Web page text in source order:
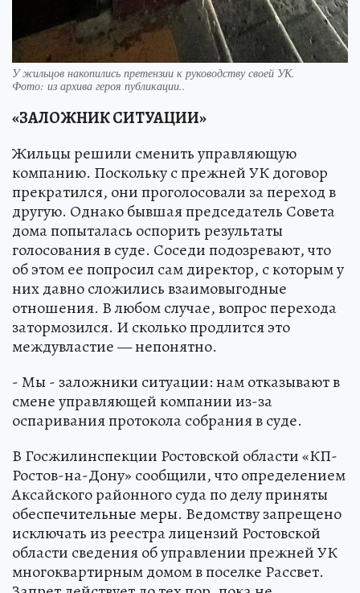
У жильцов накопились претензии к руководству своей УК.
Фото: из архива героя публикации..
«ЗАЛОЖНИК СИТУАЦИИ»
Жильцы решили сменить управляющую
компанию. Поскольку с прежней УК договор
прекратился, они проголосовали за переход в
другую. Однако бывшая председатель Совета
дома попыталась оспорить результаты
голосования в суде. Соседи подозревают, что
об этом ее попросил сам директор, с которым у
них давно сложились взаимовыгодные
отношения. В любом случае, вопрос перехода
затормозился. И сколько продлится это
междувластие — непонятно.
- Мы - заложники ситуации: нам отказывают в
смене управляющей компании из-за
оспаривания протокола собрания в суде.
В Госжилинспекции Ростовской области «КП-
Ростов-на-Дону» сообщили, что определением
Аксайского районного суда по делу приняты
обеспечительные меры. Ведомству запрещено
исключать из реестра лицензий Ростовской
области сведения об управлении прежней УК
многоквартирным домом в поселке Рассвет.